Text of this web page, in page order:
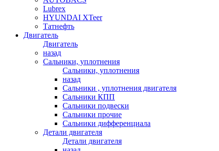
Lubrex
HYUNDAI XTeer
Татнефть
Двигатель
Двигатель
назад
Сальники, уплотнения
Сальники, уплотнения
назад
Сальники , уплотнения двигателя
Сальники КПП
Сальники подвески
Сальники прочие
Сальники дифференциала
Детали двигателя
Детали двигателя